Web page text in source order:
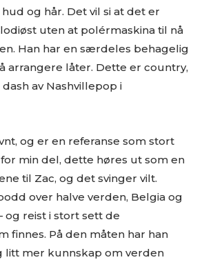
og hår. Det vil si at det er
uten at polérmaskina til nå
Han har en særdeles behagelig
arrangere låter. Dette er country,
av Nashvillepop i
og er en referanse som stort
min del, dette høres ut som en
til Zac, og det svinger vilt.
over halve verden, Belgia og
og reist i stort sett de
finnes. På den måten har han
litt mer kunnskap om verden